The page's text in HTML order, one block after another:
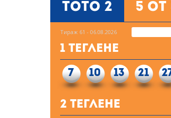
Тото 2 5 от
Тираж 61 - 06.08.2026
1 Теглене
7 10 13 21
2 Теглене